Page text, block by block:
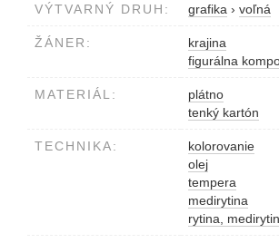
VÝTVARNÝ DRUH: grafika › voľná
ŽÁNER:
krajina
figurálna
MATERIÁL:
plátno
tenký kartón
TECHNIKA:
kolorovanie
olej
tempera
medirytina
rytina,